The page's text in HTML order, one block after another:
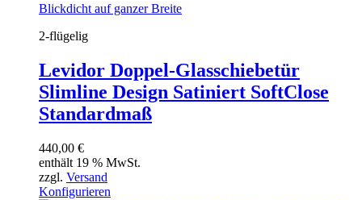
Blickdicht auf ganzer Breite
2-flügelig
Levidor Doppel-Glasschiebetür
Slimline Design Satiniert SoftClose
Standardmaß
440,00 €
enthält 19 % MwSt.
zzgl. Versand
Konfigurieren